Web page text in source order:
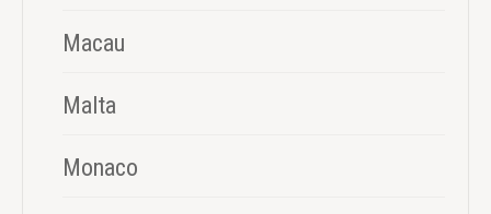
Macau
Malta
Monaco